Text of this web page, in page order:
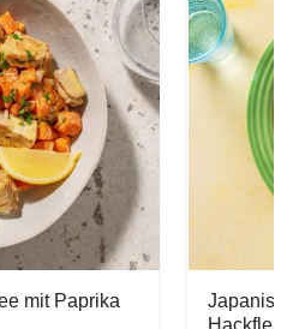
mit Paprika